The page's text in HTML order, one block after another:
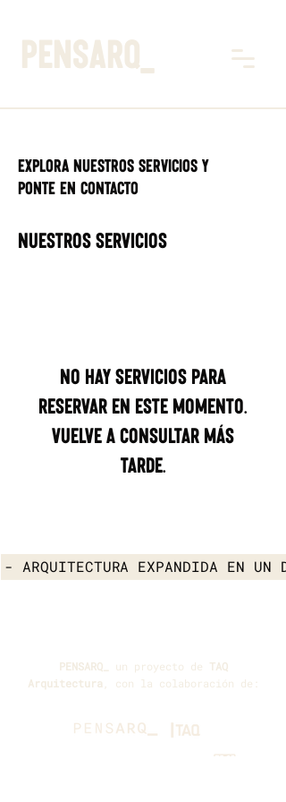
pensarq_
Explora nuestros servicios y
ponte en contacto
Nuestros servicios
No hay servicios para
reservar en este momento.
Vuelve a consultar más
tarde.
- ARQUITECTURA EXPANDIDA EN UN
PENSARQ_ un proyecto de TAQ
Arquitectura , con la colaboración de: